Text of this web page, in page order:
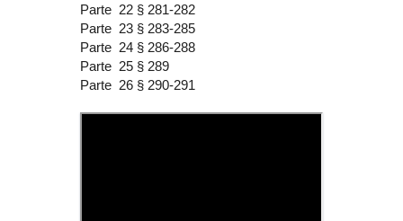
Parte 22 § 281-282
Parte 23 § 283-285
Parte 24 § 286-288
Parte 25 § 289
Parte 26 § 290-291